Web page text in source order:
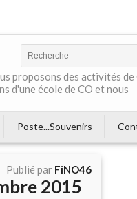
proposons des activités de
d'une école de CO et nous
Poste...Souvenirs
Publié par FiNO46
2015